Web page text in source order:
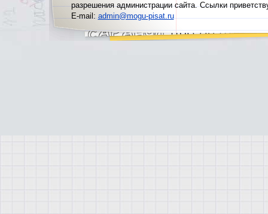
разрешения администрации сайта. Ссылки
E-mail:admin@mogu-pisat.ru